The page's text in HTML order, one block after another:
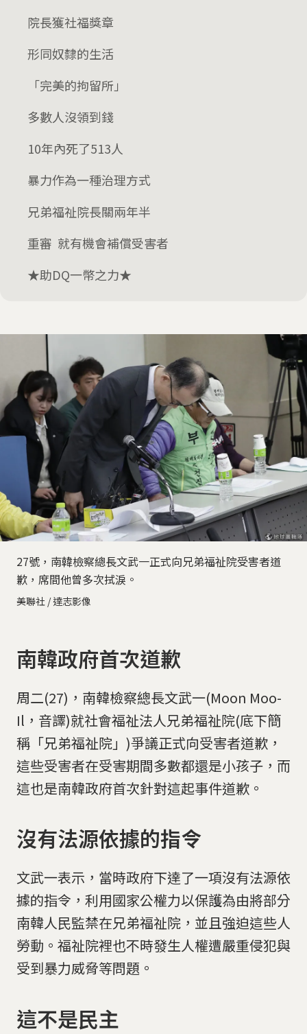
院長獲社福獎章
形同奴隸的生活
「完美的拘留所」
多數人沒領到錢
10年內死了513人
暴力作為一種治理方式
兄弟福祉院長關兩年半
重審 就有機會補償受害者
★助DQ一幣之力★
27號，南韓檢察總長文武一正式向兄弟福祉院受害者道
歉，席間他曾多次拭淚。
美聯社 / 達志影像
南韓政府首次道歉
周二(27)，南韓檢察總長文武一(Moon Moo-
Il，音譯)就社會福祉法人兄弟福祉院(底下簡
稱「兄弟福祉院」)爭議正式向受害者道歉，
這些受害者在受害期間多數都還是小孩子，而
這也是南韓政府首次針對這起事件道歉。
沒有法源依據的指令
文武一表示，當時政府下達了一項沒有法源依
據的指令，利用國家公權力以保護為由將部分
南韓人民監禁在兄弟福祉院，並且強迫這些人
勞動。福祉院裡也不時發生人權遭嚴重侵犯與
受到暴力威脅等問題。
這不是民主